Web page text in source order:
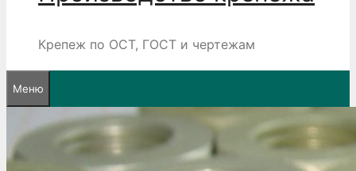
Крепеж по ОСТ, ГОСТ и чертежам
Меню